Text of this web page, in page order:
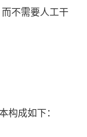
不需要人工干
成如下：